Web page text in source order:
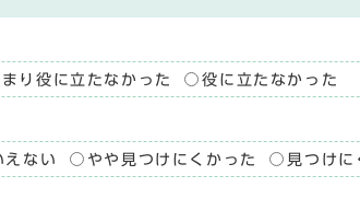
まり役に立たなかった 役に立たなかった
えない やや見つけにくかった 見つけに